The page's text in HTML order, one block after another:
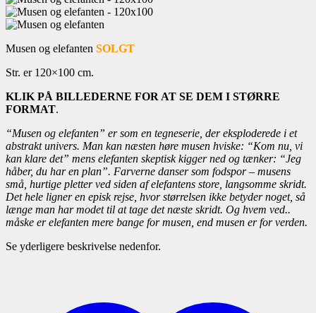
Musen og elefanten SOLGT
Str. er 120×100 cm.
KLIK PÅ BILLEDERNE FOR AT SE DEM I STØRRE
FORMAT.
“Musen og elefanten” er som en tegneserie, der eksploderede i et
abstrakt univers. Man kan næsten høre musen hviske: “Kom nu, vi
kan klare det” mens elefanten skeptisk kigger ned og tænker: “Jeg
håber, du har en plan”. Farverne danser som fodspor – musens
små, hurtige pletter ved siden af elefantens store, langsomme skridt.
Det hele ligner en episk rejse, hvor størrelsen ikke betyder noget, så
længe man har modet til at tage det næste skridt. Og hvem ved..
måske er elefanten mere bange for musen, end musen er for verden.
Se yderligere beskrivelse nedenfor.